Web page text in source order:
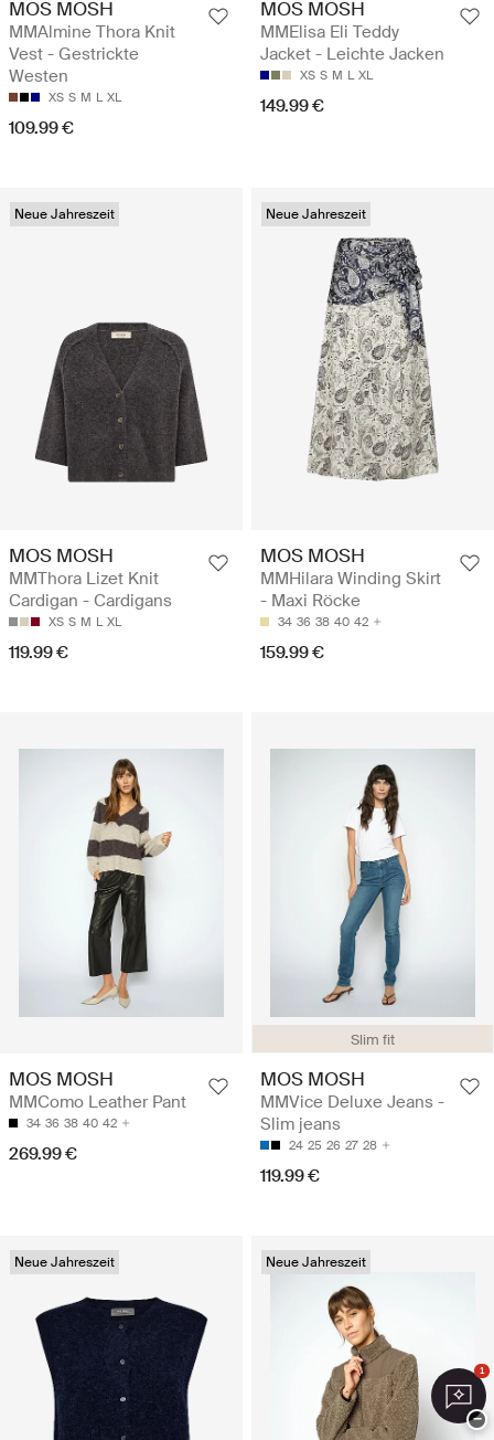
MOS MOSH
MMAlmine Thora Knit
Vest - Gestrickte
Westen
XS S M L XL
109.99 €
MOS MOSH
MMElisa Eli Teddy
Jacket - Leichte Jacken
XS S M L XL
149.99 €
Neue Jahreszeit
MOS MOSH
MMThora Lizet Knit
Cardigan - Cardigans
XS S M L XL
119.99 €
Neue Jahreszeit
MOS MOSH
MMHilara Winding Skirt
- Maxi Röcke
34 36 38 40 42
159.99 €
MOS MOSH
MMComo Leather Pant
34 36 38 40 42
269.99 €
Slim fit
MOS MOSH
MMVice Deluxe Jeans -
Slim jeans
24 25 26 27 28
119.99 €
Neue Jahreszeit Neue Jahreszeit
1
−